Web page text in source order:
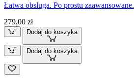
Łatwa obsługa. Po prostu zaawansowane.
279,00 zł
Dodaj do koszyka
Dodaj do koszyka